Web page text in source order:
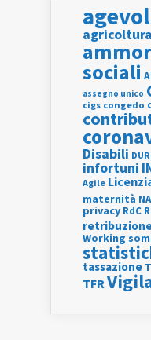
agricoltura
sociali
assegno unico
cigs congedo
Disabili
infortuni
Agile
maternità
privacy RdC
Working
tassazione
TFR